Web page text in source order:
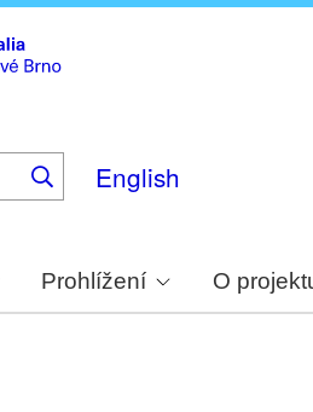
English
Prohlížení O